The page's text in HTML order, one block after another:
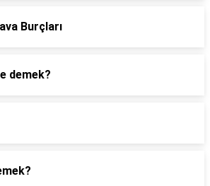
Burçları
demek?